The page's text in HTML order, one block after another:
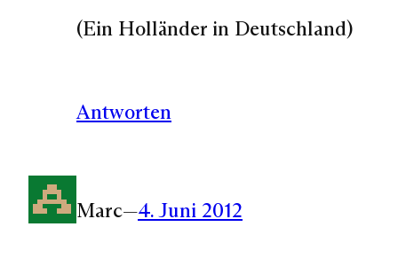
(Ein Holländer in Deutschland)
Antworten
Marc—4. Juni 2012